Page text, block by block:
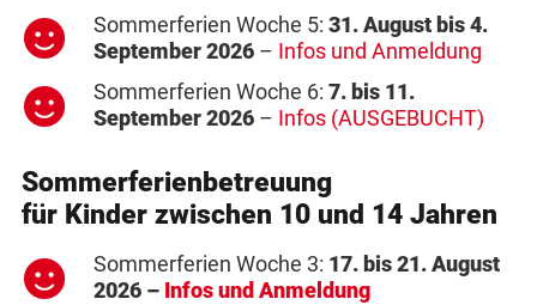
Sommerferien Woche 5:31. August bis 4.
September 2026 – Infos und Anmeldung
Sommerferien Woche 6:7. bis 11.
September 2026 – Infos (AUSGEBUCHT)
Sommerferienbetreuung
für Kinder zwischen 10 und 14 Jahren
Sommerferien Woche 3: 17. bis 21. August
2026 – Infos und Anmeldung